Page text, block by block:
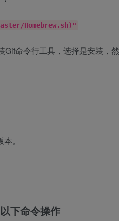
Homebrew.sh)"
Git命令行工具，选择是安装，然
。
下命令操作